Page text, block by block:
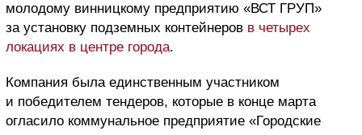
молодому винницкому предприятию «ВСТ ГРУП»
за установку подземных контейнеров в четырех
локациях в центре города.
Компания была единственным участником
и победителем тендеров, которые в конце марта
огласило коммунальное предприятие «Городские